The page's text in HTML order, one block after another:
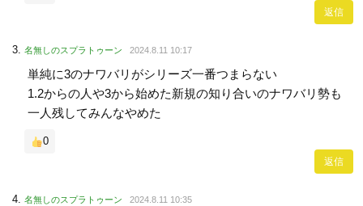
返信
名無しのスプラトゥーン 2024.8.11 10:17
単純に3のナワバリがシリーズ一番つまらない
1.2からの人や3から始めた新規の知り合いのナワバリ勢も
一人残してみんなやめた
0
返信
名無しのスプラトゥーン 2024.8.11 10:35